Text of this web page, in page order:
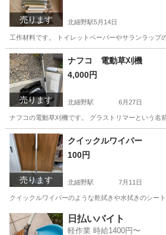
売ります 北細野駅5月14日
工作材料です。 トイレットペーパーやサランラッ
長野 北安曇郡 北細野駅 その他
売ります
ナフコ 電動草刈機
4,000円
北細野駅 6月27日
ナフコの電動草刈機です。 グラストリマーという名
長野 北安曇郡 北細野駅 その他
売ります
クイックルワイパー
100円
北細野駅 7月11日
クイックルワイパーのような乾拭きや水拭きのシー
長野 北安曇郡 北細野駅
日払いバイト
軽作業 時給1400円〜